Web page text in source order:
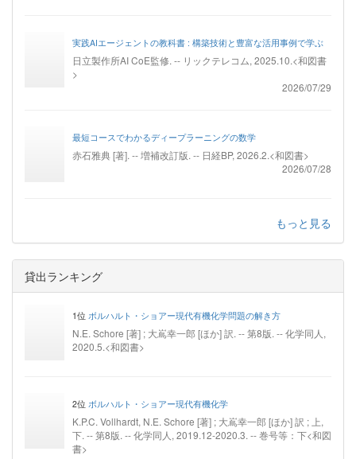
実践AIエージェントの教科書 : 構築技術と豊富な活用事例で学ぶ
日立製作所AI CoE監修. -- リックテレコム, 2025.10.<和図書
>
2026/07/29
最短コースでわかるディープラーニングの数学
赤石雅典 [著]. -- 増補改訂版. -- 日経BP, 2026.2.<和図書>
2026/07/28
もっと見る
貸出ランキング
1位 ボルハルト・ショアー現代有機化学問題の解き方
N.E. Schore [著] ; 大嶌幸一郎 [ほか] 訳. -- 第8版. -- 化学同人,
2020.5.<和図書>
2位 ボルハルト・ショアー現代有機化学
K.P.C. Vollhardt, N.E. Schore [著] ; 大嶌幸一郎 [ほか] 訳 ; 上,
下. -- 第8版. -- 化学同人, 2019.12-2020.3. -- 巻号等：下<和図
書>